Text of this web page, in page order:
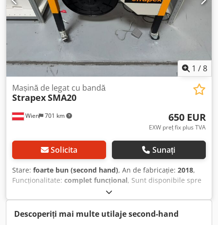
1 /8
Wien 701 km
Mașină de legat cu bandă
StrapexSMA20
650 EUR
EXW preț fix plus TVA
Solicita Sunați
Stare: foarte bun (second hand), An de fabricație: 2018,
Funcționalitate: complet funcțional, Sunt disponibile spre
vânzare 2 bucăți de mașini de banderolat Strapex SMA20.
Prețul per bucată este de 650 €, iar în cazul achiziționării a
2 bucăți, prețul total este de 1200 € pentru ambele.
Dsdpezrwxxjfx Aqisck
Descoperiți mai multe utilaje second-hand